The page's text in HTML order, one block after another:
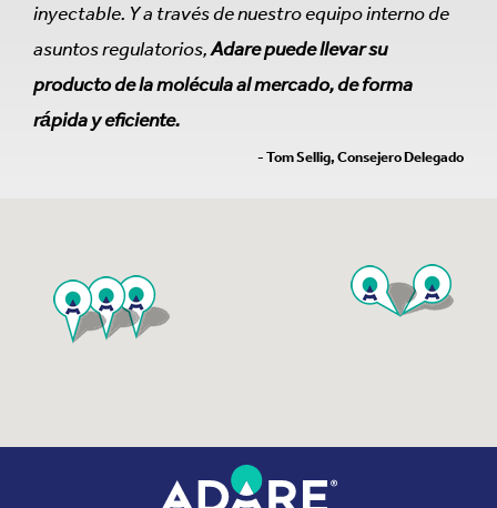
inyectable. Y a través de nuestro equipo interno de
asuntos regulatorios,Adare puede llevar su
producto de la molécula al mercado, de forma
rápida y eficiente.
- Tom Sellig, Consejero Delegado